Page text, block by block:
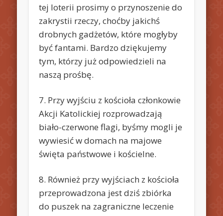
tej loterii prosimy o przynoszenie do
zakrystii rzeczy, choćby jakichś
drobnych gadżetów, które mogłyby
być fantami. Bardzo dziękujemy
tym, którzy już odpowiedzieli na
naszą prośbę.
7. Przy wyjściu z kościoła członkowie
Akcji Katolickiej rozprowadzają
biało-czerwone flagi, byśmy mogli je
wywiesić w domach na majowe
święta państwowe i kościelne.
8. Również przy wyjściach z kościoła
przeprowadzona jest dziś zbiórka
do puszek na zagraniczne leczenie